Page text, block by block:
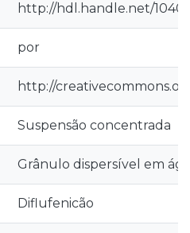
http://hdl.handle.net/
por
http://
Suspensão concentrada
Grânulo dispersível em
Diflufenicão